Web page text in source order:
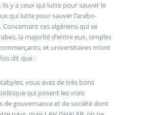
ils y a ceux qui lutte pour sauver le
qui lutte pour sauver l’arabo-
Concernant ces algériens qui se
la majorité d’entre eux, simples
et universitaires m’ont
dit que :
vous avez de très bons
qui posent les vrais
de gouvernance et de société dont